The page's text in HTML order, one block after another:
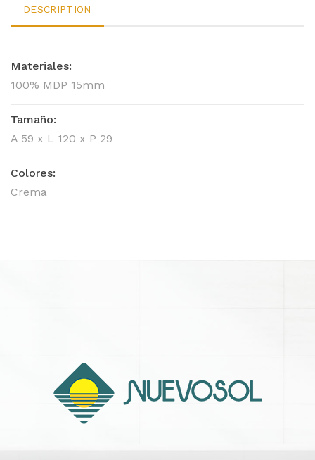
DESCRIPTION
Materiales:
100% MDP 15mm
Tamaño:
A 59 x L 120 x P 29
Colores:
Crema